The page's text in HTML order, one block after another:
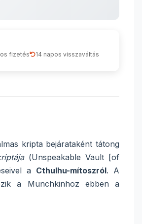
fizetés 14 napos visszaváltás
kripta bejárataként tátong
(Unspeakable Vault [of
a Cthulhu-mítoszról. A
a Munchkinhoz ebben a